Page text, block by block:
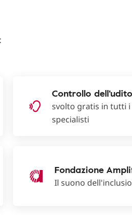
Controllo
svolto gratis in tutti
specialisti
Fondazione
Il suono